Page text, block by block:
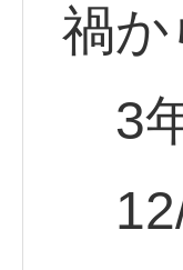
禍か
3
12/